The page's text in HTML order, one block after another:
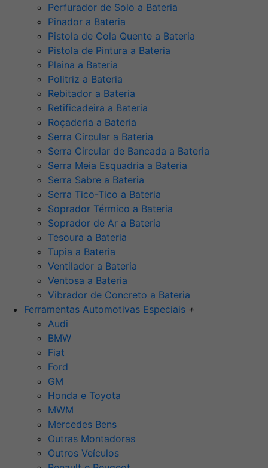
Perfurador de Solo a Bateria
Pinador a Bateria
Pistola de Cola Quente a Bateria
Pistola de Pintura a Bateria
Plaina a Bateria
Politriz a Bateria
Rebitador a Bateria
Retificadeira a Bateria
Roçaderia a Bateria
Serra Circular a Bateria
Serra Circular de Bancada a Bateria
Serra Meia Esquadria a Bateria
Serra Sabre a Bateria
Serra Tico-Tico a Bateria
Soprador Térmico a Bateria
Soprador de Ar a Bateria
Tesoura a Bateria
Tupia a Bateria
Ventilador a Bateria
Ventosa a Bateria
Vibrador de Concreto a Bateria
Ferramentas Automotivas Especiais +
Audi
BMW
Fiat
Ford
GM
Honda e Toyota
MWM
Mercedes Bens
Outras Montadoras
Outros Veículos